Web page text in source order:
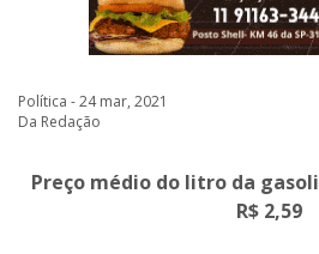
Política - 24 mar, 2021
Da Redação
Preço médio do litro da
R$ 2,59